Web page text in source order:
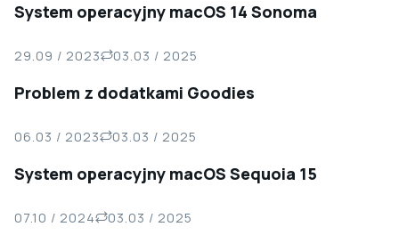
System operacyjny macOS 14 Sonoma
29.09 / 2023 03.03 / 2025
Problem z dodatkami Goodies
06.03 / 2023 03.03 / 2025
System operacyjny macOS Sequoia 15
07.10 / 2024 03.03 / 2025